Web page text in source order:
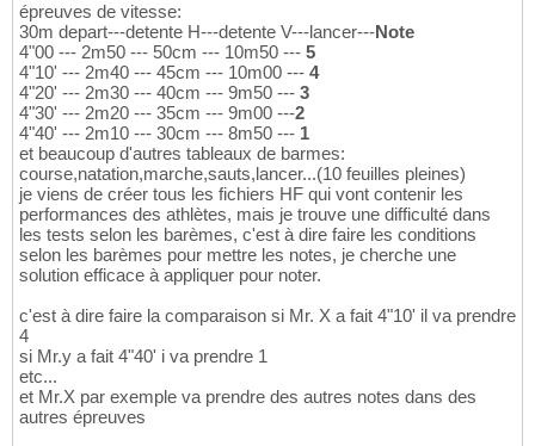
épreuves de vitesse:
30m depart---detente H---detente V---lancer---Note
4"00 --- 2m50 --- 50cm --- 10m50 --- 5
4"10' --- 2m40 --- 45cm --- 10m00 --- 4
4"20' --- 2m30 --- 40cm --- 9m50 --- 3
4"30' --- 2m20 --- 35cm --- 9m00 ---2
4"40' --- 2m10 --- 30cm --- 8m50 --- 1
et beaucoup d'autres tableaux de barmes:
course,natation,marche,sauts,lancer...(10 feuilles pleines)
je viens de créer tous les fichiers HF qui vont contenir les
performances des athlètes, mais je trouve une difficulté dans
les tests selon les barèmes, c'est à dire faire les conditions
selon les barèmes pour mettre les notes, je cherche une
solution efficace à appliquer pour noter.
c'est à dire faire la comparaison si Mr. X a fait 4"10' il va prendre
4
si Mr.y a fait 4"40' i va prendre 1
etc...
et Mr.X par exemple va prendre des autres notes dans des
autres épreuves